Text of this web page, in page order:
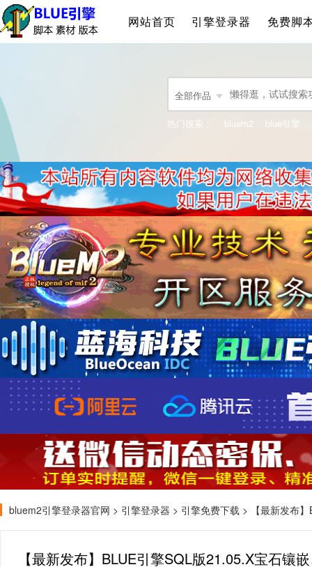
网站首页 引擎登录器 免费脚
全部作品
热门搜索： bluem2 blue引擎
bluem2引擎登录器官网 > 引擎登录器 > 引擎免费下载 > 【最新发布】
【最新发布】BLUE引擎SQL版21.05.X宝石镶